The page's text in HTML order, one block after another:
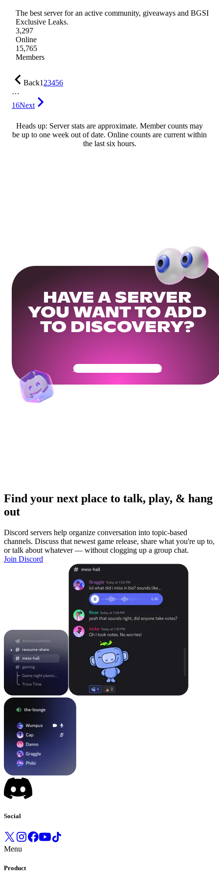
The best server for an active community, giveaways and BGSI
Exclusive Leaks.
3,297
Online
15,765
Members
Back123456
…
16Next
Heads up: Server stats are approximate. Member counts may
be up to one week out of date. Online counts are current within
the last six hours.
HAVE A SERVER
YOU WANT TO ADD
TO DISCOVERY?
Get Your Community Ready
Find your next place to talk, play, & hang
out
Discord servers help organize conversation into topic-based
channels. Discuss that newest game release, share what you're up to,
or talk about whatever — without clogging up a group chat.
Join Discord
Social
Menu
Product